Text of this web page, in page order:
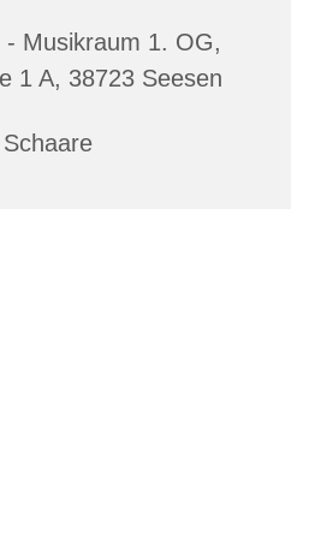
Musikraum 1. OG,
1 A, 38723 Seesen